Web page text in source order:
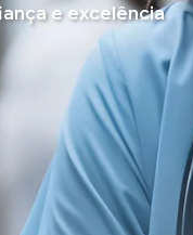
e excelência